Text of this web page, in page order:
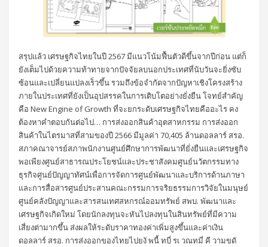
สรุปแล้ว เศรษฐกิจไทยในปี 2567 มีแนวโน้มฟื้นตัวดีขึ้นจากปีก่อน แต่ก็
ยังเต็มไปด้วยความท้าทายจากปัจจัยลบนอกประเทศที่นับวันจะยิ่งซับ
ซ้อนและเปลี่ยนแปลงเร็วขึ้น รวมถึงข้อจำกัดจากปัญหาเชิงโครงสร้าง
ภายในประเทศที่ยังเป็นอุปสรรคในการเติบโตอย่างยั่งยืน โจทย์สำคัญ
คือ New Engine of Growth ที่จะยกระดับเศรษฐกิจไทยคืออะไร คง
ต้องหาคำตอบกันต่อไป… การส่งออกสินค้าอุตสาหกรรม การส่งออก
สินค้าในไตรมาสที่สามของปี 2566 มีมูลค่า 70,405 ล้านดอลลาร์ สรอ.
สภาคณาจารย์สภาพนักงานศูนย์ศึกษาการพัฒนาที่ยั่งยืนและเศรษฐกิจ
พอเพียงศูนย์สาธารณประโยชน์และประชาสังคมศูนย์นวัตกรรมทาง
ธุรกิจศูนย์ปัญญาทัศน์เพื่อการจัดการศูนย์พัฒนาและบริการด้านภาษา
และการสื่อสารศูนย์ประสานคณะกรรมการจริยธรรมการวิจัยในมนุษย์
ศูนย์คลังปัญญาและสารสนเทศสหกรณ์ออมทรัพย์ สพบ. พัฒนาและ
เศรษฐกิจเกิดใหม่ โดยนักลงทุนจะหันไปลงทุนในสินทรัพย์ที่มีความ
เสี่ยงต่ามากขึ้น ส่งผลให้ระดับราคาทองค่าเพิ่มสูงขึ้นและค่าเงิน
ดอลลาร์ สรอ. การส่งออกของไทยไปยงั พนื้ ทบี่ รเ วณทมี่ คี วามขดั